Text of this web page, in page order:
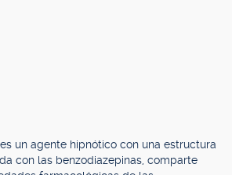
un agente hipnótico con una estructura
con las benzodiazepinas, comparte